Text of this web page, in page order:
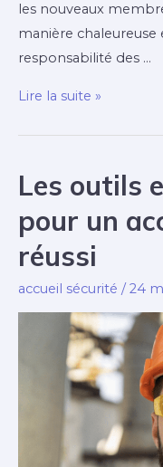
les nouveaux
manière
responsabilité des …
Le
dans
l’accueil
sécurité
des
nouvelles
recrues
Lire la suite »
Les outils
pour un
réussi
accueil sécurité / 24